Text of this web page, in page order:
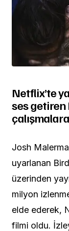
Netflix’te
ses getiren
Josh
uyarlanan
üzerinden
milyon
elde ederek,
filmi oldu.